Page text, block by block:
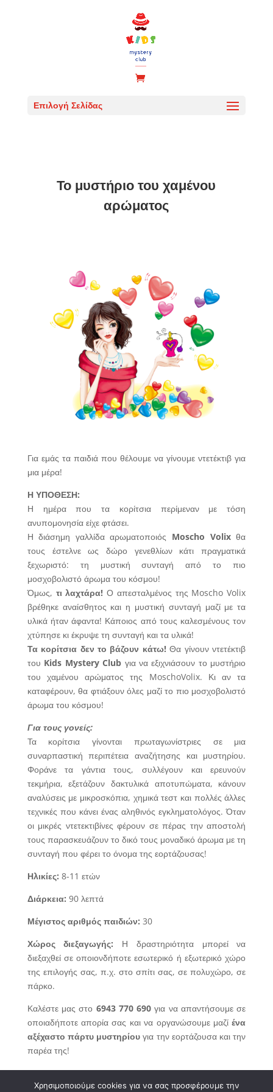
Επιλογή Σελίδας
Το μυστήριο του χαμένου
αρώματος
Για εμάς τα παιδιά που θέλουμε να γίνουμε ντετέκτιβ για
μια μέρα!
Η ΥΠΟΘΕΣΗ:
Η ημέρα που τα κορίτσια περίμεναν με τόση
ανυπομονησία είχε φτάσει.
Η διάσημη γαλλίδα αρωματοποιός Moscho Volixθα
τους έστελνε ως δώρο γενεθλίων κάτι πραγματικά
ξεχωριστό: τη μυστική συνταγή από το πιο
μοσχοβολιστό άρωμα του κόσμου!
Όμως, τι λαχτάρα! Ο απεσταλμένος της Moscho Volix
βρέθηκε αναίσθητος και η μυστική συνταγή μαζί με τα
υλικά ήταν άφαντα! Κάποιος από τους καλεσμένους τον
χτύπησε κι έκρυψε τη συνταγή και τα υλικά!
Τα κορίτσια δεν το βάζουν κάτω!Θα γίνουν ντετέκτιβ
του Kids Mystery Club για να εξιχνιάσουν το μυστήριο
του χαμένου αρώματος της MoschoVolix. Κι αν τα
καταφέρουν, θα φτιάξουν όλες μαζί το πιο μοσχοβολιστό
άρωμα του κόσμου!
Για τους γονείς:
Τα κορίτσια γίνονται πρωταγωνίστριες σε μια
συναρπαστική περιπέτεια αναζήτησης και μυστηρίου.
Φοράνε τα γάντια τους, συλλέγουν και ερευνούν
τεκμήρια, εξετάζουν δακτυλικά αποτυπώματα, κάνουν
αναλύσεις με μικροσκόπια, χημικά τεστ και πολλές άλλες
τεχνικές που κάνει ένας αληθινός εγκληματολόγος. Όταν
οι μικρές ντετεκτιβίνες φέρουν σε πέρας την αποστολή
τους παρασκευάζουν το δικό τους μοναδικό άρωμα με τη
συνταγή που φέρει το όνομα της εορτάζουσας!
Ηλικίες: 8-11 ετών
Διάρκεια: 90 λεπτά
Μέγιστος αριθμός παιδιών: 30
Χώρος διεξαγωγής: Η δραστηριότητα μπορεί να
διεξαχθεί σε οποιονδήποτε εσωτερικό ή εξωτερικό χώρο
της επιλογής σας, π.χ. στο σπίτι σας, σε πολυχώρο, σε
πάρκο.
Καλέστε μας στο 6943 770 690 για να απαντήσουμε σε
οποιαδήποτε απορία σας και να οργανώσουμε μαζίένα
αξέχαστο πάρτυ μυστηρίουγια την εορτάζουσα και την
παρέα της!
Χρησιμοποιούμε cookies για να σας προσφέρουμε την